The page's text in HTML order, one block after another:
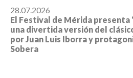
28.07.2026
El Festival de Mérida presenta
una divertida versión del
por Juan Luis Iborra y
Sobera